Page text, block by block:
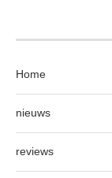
Home
nieuws
reviews